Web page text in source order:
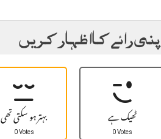
رائے کا اظہار کریں
بہتر ہو سکتی تھی
0 Votes ٹھیک ہے
0 Votes